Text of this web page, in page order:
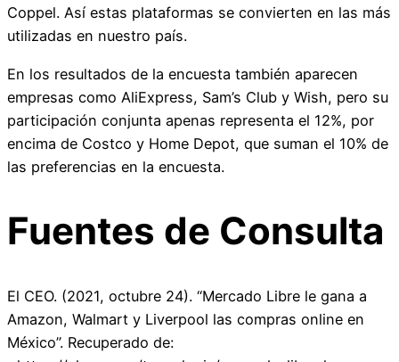
Coppel. Así estas plataformas se convierten en las más
utilizadas en nuestro país.
En los resultados de la encuesta también aparecen
empresas como AliExpress, Sam’s Club y Wish, pero su
participación conjunta apenas representa el 12%, por
encima de Costco y Home Depot, que suman el 10% de
las preferencias en la encuesta.
Fuentes de Consulta
El CEO. (2021, octubre 24). “Mercado Libre le gana a
Amazon, Walmart y Liverpool las compras online en
México”. Recuperado de: